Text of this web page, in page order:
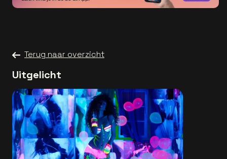
Terug naar overzicht
Uitgelicht